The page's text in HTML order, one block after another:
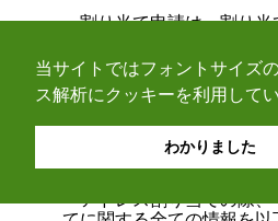
当サイトではフォントサイズ
ス解析にクッキーを利用してい
わかりました